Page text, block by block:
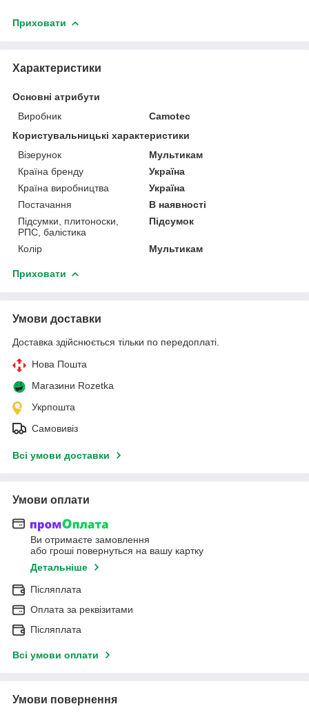
Приховати
Характеристики
Основні атрибути
Виробник
Camotec
Користувальницькі характеристики
Візерунок
Мультикам
Країна бренду
Україна
Країна виробництва
Україна
Постачання
В наявності
Підсумки, плитоноски,
РПС, балістика
Підсумок
Колір Мультикам
Приховати
Умови доставки
Доставка здійснюється тільки по передоплаті.
Нова Пошта
Магазини Rozetka
Укрпошта
Самовивіз
Всі умови доставки
Умови оплати
Ви отримаєте замовлення
або гроші повернуться на вашу картку
Детальніше
Післяплата
Оплата за реквізитами
Післяплата
Всі умови оплати
Умови повернення